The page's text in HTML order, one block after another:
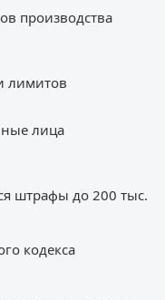
производства
лимитов
лица
штрафы до 200 тыс.
кодекса